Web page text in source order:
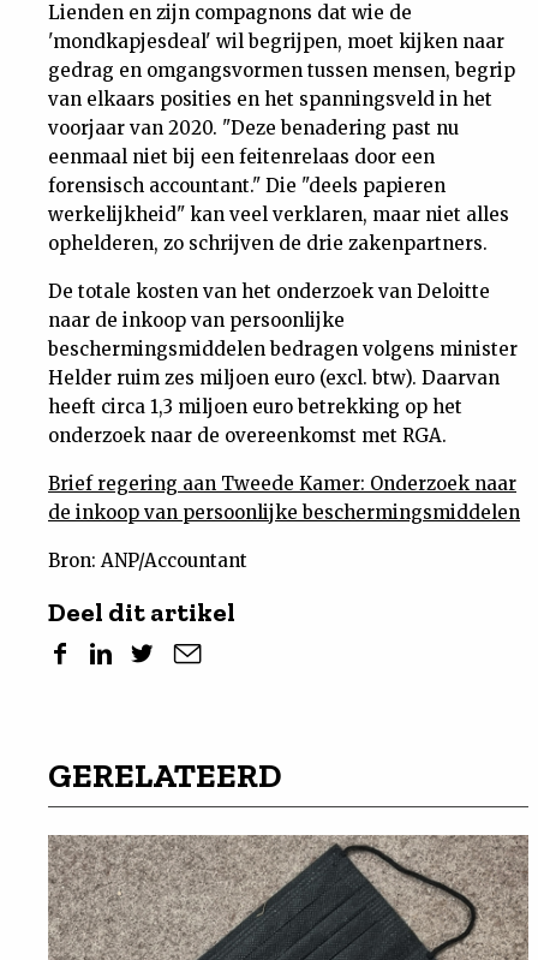
Lienden en zijn compagnons dat wie de
'mondkapjesdeal' wil begrijpen, moet kijken naar
gedrag en omgangsvormen tussen mensen, begrip
van elkaars posities en het spanningsveld in het
voorjaar van 2020. "Deze benadering past nu
eenmaal niet bij een feitenrelaas door een
forensisch accountant." Die "deels papieren
werkelijkheid" kan veel verklaren, maar niet alles
ophelderen, zo schrijven de drie zakenpartners.
De totale kosten van het onderzoek van Deloitte
naar de inkoop van persoonlijke
beschermingsmiddelen bedragen volgens minister
Helder ruim zes miljoen euro (excl. btw). Daarvan
heeft circa 1,3 miljoen euro betrekking op het
onderzoek naar de overeenkomst met RGA.
Brief regering aan Tweede Kamer: Onderzoek naar
de inkoop van persoonlijke beschermingsmiddelen
Bron: ANP/Accountant
Deel dit artikel
GERELATEERD